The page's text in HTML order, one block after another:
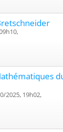
2025, 19h02,